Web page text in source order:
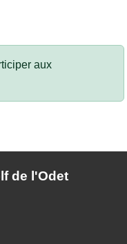
aux
de l'Odet